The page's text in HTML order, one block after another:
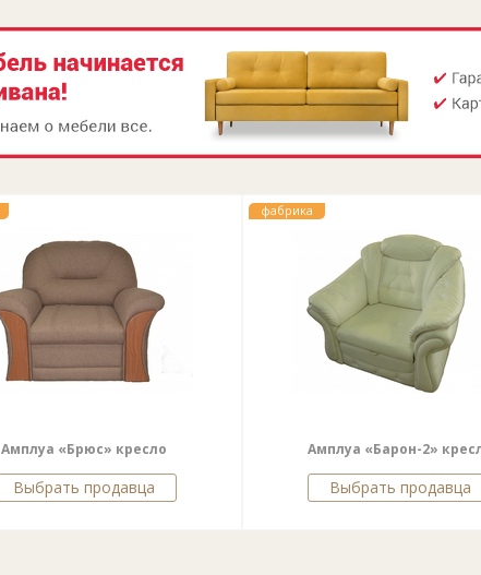
Амплуа «Брюс» кресло
Выбрать продавца
фабрика
Амплуа «Барон-2»
Выбрать продавца